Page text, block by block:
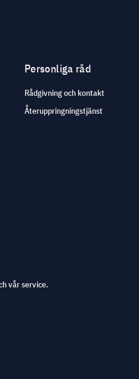
Personliga råd
Rådgivning och kontakt
Återuppringningstjänst
vår service.